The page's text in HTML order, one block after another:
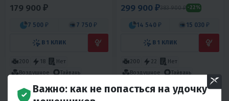
179 900 ₽
7 500 ₽ 7 750 ₽
В 1 КЛИК
200 18
Нет
Воздушное
Тайвань
299 900 ₽383 900 ₽ -22%
14 540 ₽ 15 030 ₽
В 1 КЛИК
200 22
Нет
Воздушное
Тайвань
Важно: как не попасться на удочку